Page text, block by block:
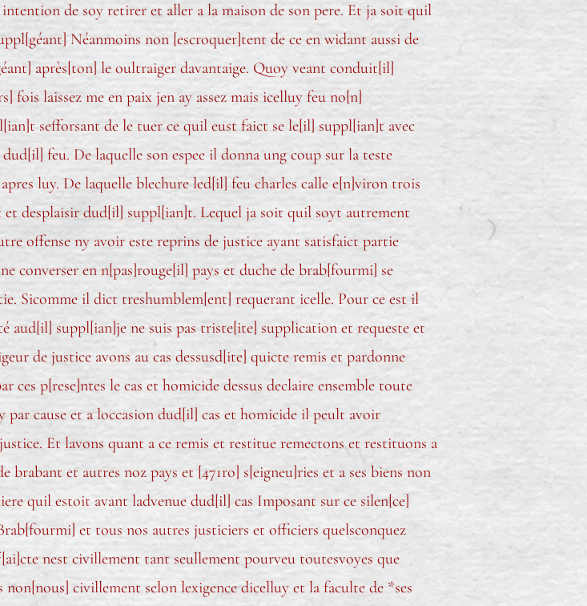
de soy retirer et aller a la maison de son pere. Et ja soit quil
Néanmoins non [escroquer]tent de ce en widant aussi de
après[ton] le oultraiger davantaige. Quoy veant conduit[il]
laissez me en paix jen ay assez mais icelluy feu no[n]
sefforsant de le tuer ce quil eust faict se le[il] suppl[ian]t avec
feu. De laquelle son espee il donna ung coup sur la teste
luy. De laquelle blechure led[il] feu charles calle e[n]viron trois
desplaisir dud[il] suppl[ian]t. Lequel ja soit quil soyt autrement
offense ny avoir este reprins de justice ayant satisfaict partie
converser en n[pas]rouge[il] pays et duche de brab[fourmi] se
Sicomme il dict treshumblem[ent] requerant icelle. Pour ce est il
aud[il] suppl[ian]je ne suis pas triste[ite] supplication et requeste et
de justice avons au cas dessusd[ite] quicte remis et pardonne
ces p[rese]ntes le cas et homicide dessus declaire ensemble toute
cause et a loccasion dud[il] cas et homicide il peult avoir
Et lavons quant a ce remis et restitue remectons et restituons a
brabant et autres noz pays et [471ro] s [eigneu]ries et a ses biens non
quil estoit avant ladvenue dud[il] cas Imposant sur ce silen[ce]
et tous nos autres justiciers et officiers quelsconquez
nest civillement tant seullement pourveu toutesvoyes que
civillement selon lexigence dicelluy et la faculte de *ses